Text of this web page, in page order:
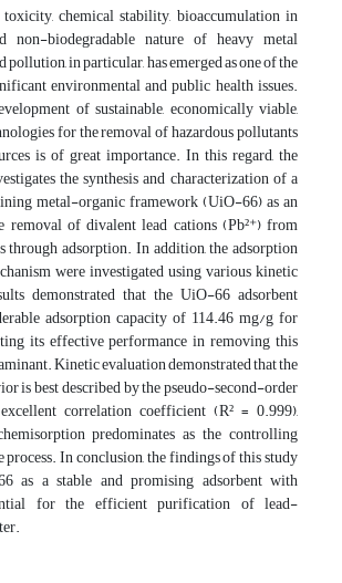
chemical stability, bioaccumulation in
non-biodegradable nature of heavy metal
pollution, in particular, has emerged as one of the
environmental and public health issues.
of sustainable, economically viable,
for the removal of hazardous pollutants
is of great importance. In this regard, the
the synthesis and characterization of a
metal-organic framework (UiO-66) as an
removal of divalent lead cations (Pb²⁺) from
through adsorption. In addition, the adsorption
were investigated using various kinetic
demonstrated that the UiO-66 adsorbent
adsorption capacity of 114.46 mg/g for
its effective performance in removing this
Kinetic evaluation demonstrated that the
is best described by the pseudo-second-order
correlation coefficient (R² = 0.999),
predominates as the controlling
process. In conclusion, the findings of this study
as a stable and promising adsorbent with
for the efficient purification of lead-